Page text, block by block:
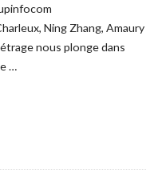
Ning Zhang, Amaury
nous plonge dans
…